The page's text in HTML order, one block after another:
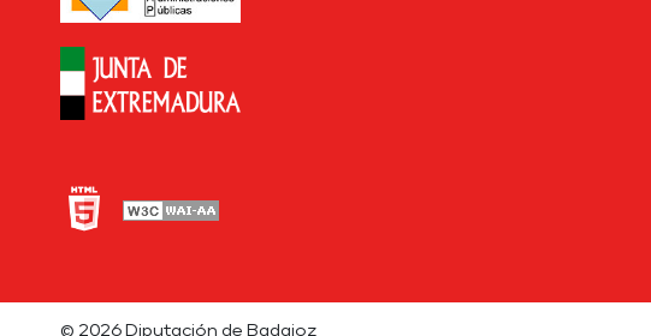
© 2026 Diputación de Badajoz